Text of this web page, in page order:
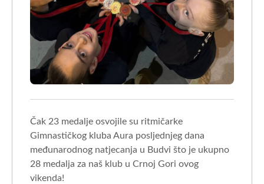
Čak 23 medalje osvojile su ritmičarke
Gimnastičkog kluba Aura posljednjeg dana
međunarodnog natjecanja u Budvi što je ukupno
28 medalja za naš klub u Crnoj Gori ovog
vikenda!